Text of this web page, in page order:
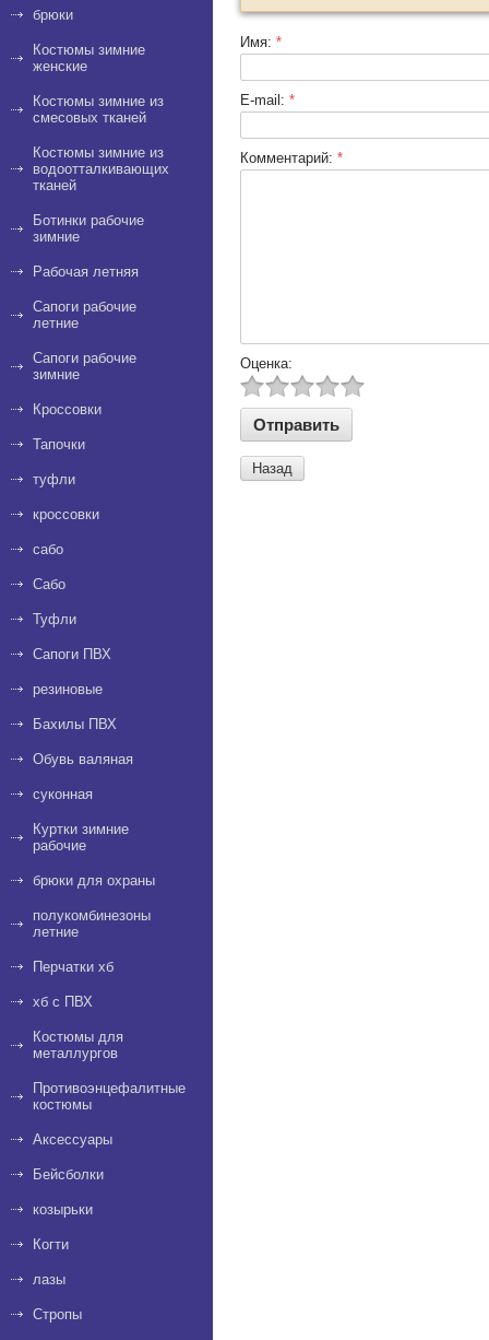
брюки
Костюмы зимние
женские
Костюмы зимние из
смесовых тканей
Костюмы зимние из
водоотталкивающих
тканей
Ботинки рабочие
зимние
Рабочая летняя
Сапоги рабочие
летние
Сапоги рабочие
зимние
Кроссовки
Тапочки
туфли
кроссовки
сабо
Сабо
Туфли
Сапоги ПВХ
резиновые
Бахилы ПВХ
Обувь валяная
суконная
Куртки зимние
рабочие
брюки для охраны
полукомбинезоны
летние
Перчатки хб
хб с ПВХ
Костюмы для
металлургов
Противоэнцефалитные
костюмы
Аксессуары
Бейсболки
козырьки
Когти
лазы
Стропы
Имя: *
E-mail: *
Комментарий: *
Оценка:
Назад